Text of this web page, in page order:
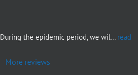
During the epidemic period, we wil... read
More reviews